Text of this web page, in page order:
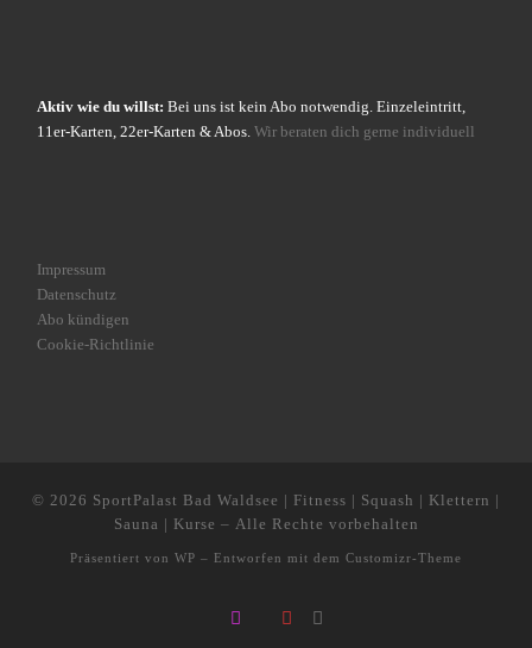
Aktiv wie du willst: Bei uns ist kein Abo notwendig. Einzeleintritt,
11er-Karten, 22er-Karten & Abos. Wir beraten dich gerne individuell
Impressum
Datenschutz
Abo kündigen
Cookie-Richtlinie
© 2026 SportPalast Bad Waldsee | Fitness | Squash | Klettern |
Sauna | Kurse – Alle Rechte vorbehalten
Präsentiert von WP – Entworfen mit dem Customizr-Theme